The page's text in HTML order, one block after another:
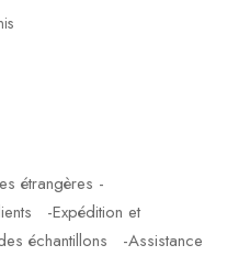
étrangères -
-Expédition et
échantillons -Assistance